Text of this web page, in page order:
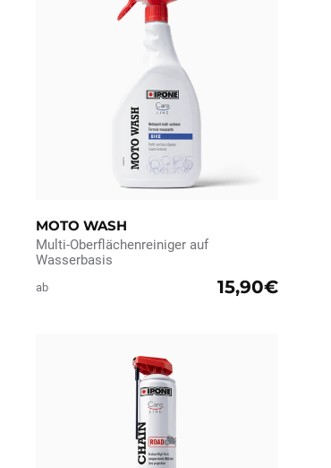
MOTO WASH
Multi-Oberflächenreiniger auf
Wasserbasis
ab 15,90€